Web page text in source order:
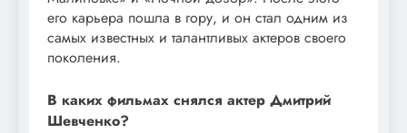
его карьера пошла в гору, и он стал одним из
самых известных и талантливых актеров своего
поколения.
В каких фильмах снялся актер Дмитрий
Шевченко?